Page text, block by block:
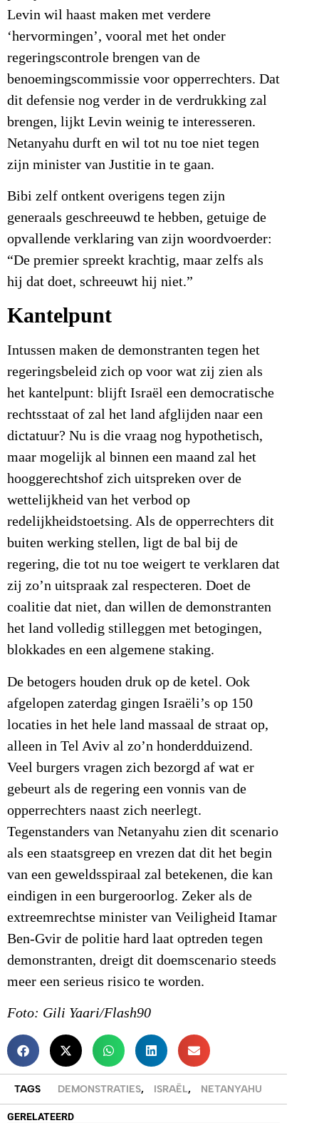
Levin wil haast maken met verdere
‘hervormingen’, vooral met het onder
regeringscontrole brengen van de
benoemingscommissie voor opperrechters. Dat
dit defensie nog verder in de verdrukking zal
brengen, lijkt Levin weinig te interesseren.
Netanyahu durft en wil tot nu toe niet tegen
zijn minister van Justitie in te gaan.
Bibi zelf ontkent overigens tegen zijn
generaals geschreeuwd te hebben, getuige de
opvallende verklaring van zijn woordvoerder:
“De premier spreekt krachtig, maar zelfs als
hij dat doet, schreeuwt hij niet.”
Kantelpunt
Intussen maken de demonstranten tegen het
regeringsbeleid zich op voor wat zij zien als
het kantelpunt: blijft Israël een democratische
rechtsstaat of zal het land afglijden naar een
dictatuur? Nu is die vraag nog hypothetisch,
maar mogelijk al binnen een maand zal het
hooggerechtshof zich uitspreken over de
wettelijkheid van het verbod op
redelijkheidstoetsing. Als de opperrechters dit
buiten werking stellen, ligt de bal bij de
regering, die tot nu toe weigert te verklaren dat
zij zo’n uitspraak zal respecteren. Doet de
coalitie dat niet, dan willen de demonstranten
het land volledig stilleggen met betogingen,
blokkades en een algemene staking.
De betogers houden druk op de ketel. Ook
afgelopen zaterdag gingen Israëli’s op 150
locaties in het hele land massaal de straat op,
alleen in Tel Aviv al zo’n honderdduizend.
Veel burgers vragen zich bezorgd af wat er
gebeurt als de regering een vonnis van de
opperrechters naast zich neerlegt.
Tegenstanders van Netanyahu zien dit scenario
als een staatsgreep en vrezen dat dit het begin
van een geweldsspiraal zal betekenen, die kan
eindigen in een burgeroorlog. Zeker als de
extreemrechtse minister van Veiligheid Itamar
Ben-Gvir de politie hard laat optreden tegen
demonstranten, dreigt dit doemscenario steeds
meer een serieus risico te worden.
Foto: Gili Yaari/Flash90
TAGS DEMONSTRATIES, ISRAËL, NETANYAHU
GERELATEERD